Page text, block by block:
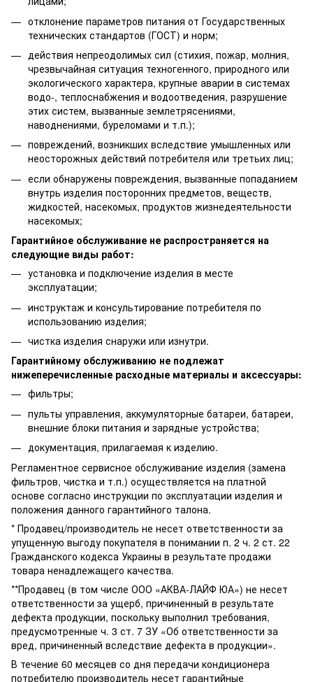
отклонение параметров питания от Государственных
технических стандартов (ГОСТ) и норм;
действия непреодолимых сил (стихия, пожар, молния,
чрезвычайная ситуация техногенного, природного или
экологического характера, крупные аварии в системах
водо-, теплоснабжения и водоотведения, разрушение
этих систем, вызванные землетрясениями,
наводнениями, буреломами и т.п.);
повреждений, возникших вследствие умышленных или
неосторожных действий потребителя или третьих лиц;
если обнаружены повреждения, вызванные попаданием
внутрь изделия посторонних предметов, веществ,
жидкостей, насекомых, продуктов жизнедеятельности
насекомых;
Гарантийное обслуживание не распространяется на
следующие виды работ:
установка и подключение изделия в месте
эксплуатации;
инструктаж и консультирование потребителя по
использованию изделия;
чистка изделия снаружи или изнутри.
Гарантийному обслуживанию не подлежат
нижеперечисленные расходные материалы и аксессуары:
фильтры;
пульты управления, аккумуляторные батареи, батареи,
внешние блоки питания и зарядные устройства;
документация, прилагаемая к изделию.
Регламентное сервисное обслуживание изделия (замена
фильтров, чистка и т.п.) осуществляется на платной
основе согласно инструкции по эксплуатации изделия и
положения данного гарантийного талона.
* Продавец/производитель не несет ответственности за
упущенную выгоду покупателя в понимании п. 2 ч. 2 ст. 22
Гражданского кодекса Украины в результате продажи
товара ненадлежащего качества.
**Продавец (в том числе ООО «АКВА-ЛАЙФ ЮА») не несет
ответственности за ущерб, причиненный в результате
дефекта продукции, поскольку выполнил требования,
предусмотренные ч. 3 ст. 7 ЗУ «Об ответственности за
вред, причиненный вследствие дефекта в продукции».
В течение 60 месяцев со дня передачи кондиционера
потребителю производитель несет гарантийные